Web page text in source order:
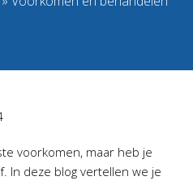
voorkomen, maar heb je
In deze blog vertellen we je